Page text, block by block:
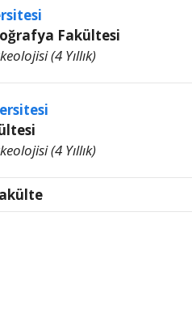
Fakültesi
(4 Yıllık)
(4 Yıllık)